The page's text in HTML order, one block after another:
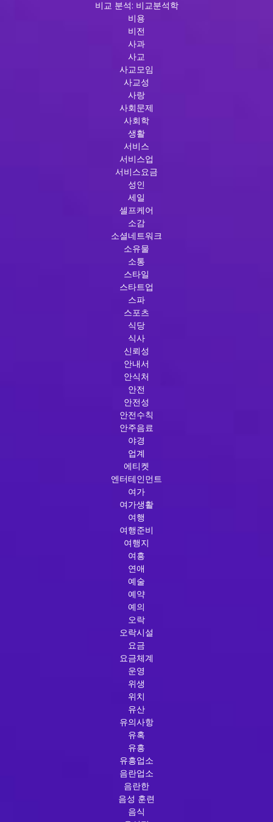
비교 분석: 비교분석학
비용
비전
사과
사교
사교모임
사교성
사랑
사회문제
사회학
생활
서비스
서비스업
서비스요금
성인
세일
셀프케어
소감
소셜네트워크
소유물
소통
스타일
스타트업
스파
스포츠
식당
식사
신뢰성
안내서
안식처
안전
안전성
안전수칙
안주음료
야경
업계
에티켓
엔터테인먼트
여가
여가생활
여행
여행준비
여행지
여흥
연애
예술
예약
예의
오락
오락시설
요금
요금체계
운영
위생
위치
유산
유의사항
유혹
유흥
유흥업소
음란업소
음란한
음성 훈련
음식